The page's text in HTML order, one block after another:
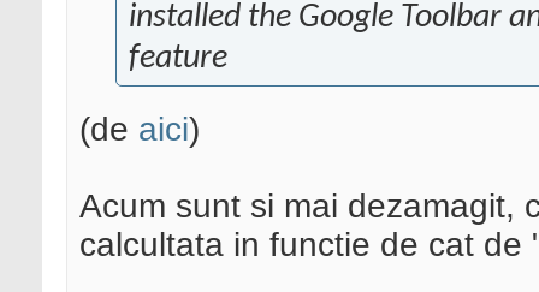
installed the Google Toolbar
feature
(de aici)
Acum sunt si mai dezamagit,
calcultata in functie de cat